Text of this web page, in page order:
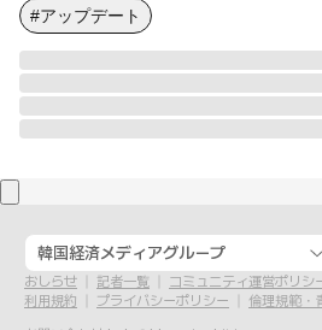
#アップデート
韓国経済メディアグループ
おしらせ 記者一覧
コミュニティ運営ポリシ
利用規約
プライバシーポリシー
倫理規範・